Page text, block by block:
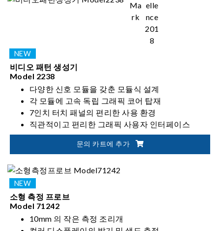
비디오 패턴 생성기
Model 2238
다양한 신호 모듈을 갖춘 모듈식 설계
각 모듈에 고속 독립 그래픽 코어 탑재
7인치 터치 패널의 편리한 사용 환경
직관적이고 편리한 그래픽 사용자 인터페이스
문의 카트에 추가
소형 측정 프로브
Model 71242
10mm 의 작은 측정 조리개